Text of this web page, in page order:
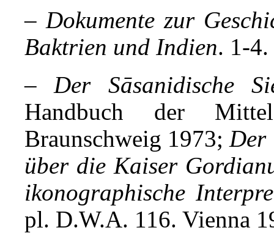
– Dokumente zur
Baktrien und Indien. 1-
–Der Sāsanidische
Handbuch der
Braunschweig 1973;Der
über die Kaiser
ikonographische
pl. D.W.A. 116. Vienna